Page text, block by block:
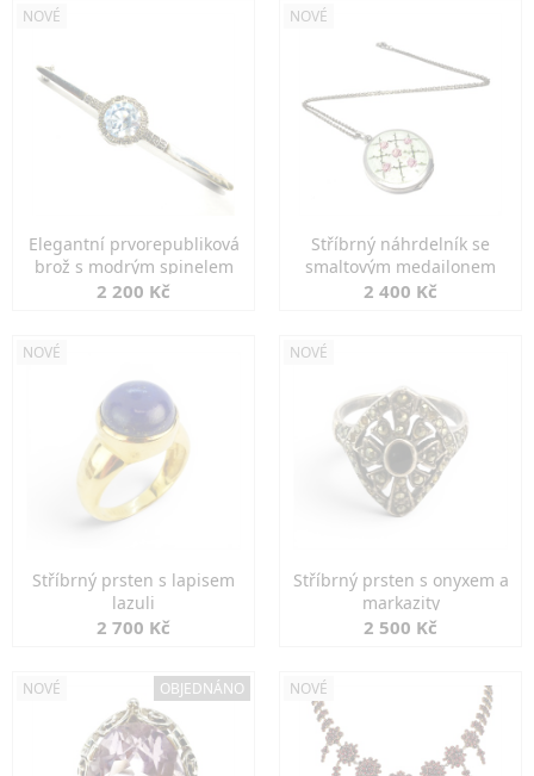
NOVÉ
Elegantní prvorepubliková
brož s modrým spinelem
2 200 Kč
NOVÉ
Stříbrný náhrdelník se
smaltovým medailonem
2 400 Kč
NOVÉ
Stříbrný prsten s lapisem
lazuli
2 700 Kč
NOVÉ
Stříbrný prsten s onyxem a
markazity
2 500 Kč
NOVÉ OBJEDNÁNO NOVÉ